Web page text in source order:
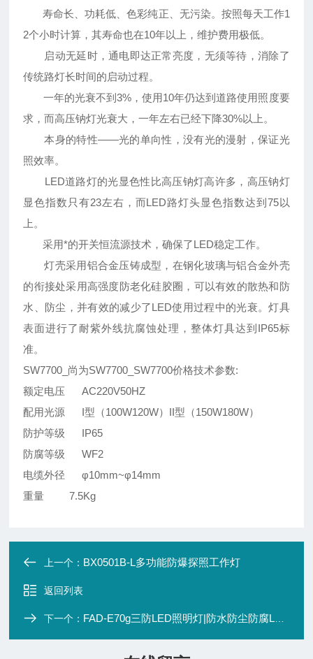
寿命长、功耗低、色彩纯正、无污染。按照每天工作1
2个小时计算，其寿命也在10年以上，维护费用极低。
启动无延时，通电即达正常亮度，无须等待，消除了
传统路灯长时间的启动过程。
一年的光衰不到3%，使用10年仍达到道路使用照度要
求，而高压钠灯光衰大，一年左右已经下降30%以上。
本身的特性——光的单向性，没有光的漫射，保证光
照效率。
LED道路灯的光显色性比高压钠灯高许多，高压钠灯
显色指数只有23左右，而LED路灯头显色指数达到75以
上。
采用*的开关恒流源技术，确保了LED稳定工作。
灯壳采用铝合金压铸成型，在钢化玻璃与铝合金外壳
的衔接处采用高强度防老化硅胶圈，可以有效的散热和防
水、防尘，并有效的减少了LED使用过程中的光衰。灯具
表面进行了耐紫外线抗腐蚀处理，整体灯具达到IP65标
准。
SW7700_尚为SW7700_SW7700价格技术参数:
额定电压 AC220V50HZ
配用光源 I型（100W120W）II型（150W180W）
防护等级 IP65
防腐等级 WF2
电缆外径 φ10mm~φ14mm
重量 7.5Kg
上一个： BX0501B-L多功能防爆探照工作灯
返回列表
下一个： FAD-E70g三防LED照明灯|防水防尘防腐LED灯